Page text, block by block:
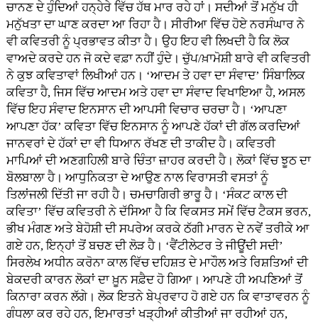
ਚਾਨਣ ਦੇ ਹੁੰਦਿਆਂ ਹਨ੍ਹੇਰੇ ਵਿੱਚ ਹੱਥ ਮਾਰ ਰਹੇ ਹਾਂ। ਸਦੀਆਂ ਤੋਂ ਮਨੁੱਖ ਹੀ
ਮਨੁੱਖਤਾ ਦਾ ਘਾਣ ਕਰਦਾ ਆ ਰਿਹਾ ਹੈ। ਸੀਰੀਆ ਵਿੱਚ ਹੋਏ ਨਰਸੰਘਾਰ ਨੇ
ਵੀ ਕਵਿਤਰੀ ਨੂੰ ਪ੍ਰਭਾਵਤ ਕੀਤਾ ਹੈ। ਉਹ ਇਹ ਵੀ ਲਿਖਦੀ ਹੈ ਕਿ ਲੋਕ
ਵਾਅਦੇ ਕਰਦੇ ਹਨ ਜੋ ਕਦੇ ਵਫ਼ਾ ਨਹੀਂ ਹੁੰਦੇ। ਚੁੱਪ/ਖ਼ਾਮੋਸ਼ੀ ਬਾਰੇ ਵੀ ਕਵਿਤਰੀ
ਨੇ ਕੁਝ ਕਵਿਤਾਵਾਂ ਲਿਖੀਆਂ ਹਨ। ‘ਆਦਮ ਤੇ ਹਵਾ ਦਾ ਸੰਵਾਦ’ ਸਿੰਬਾਲਿਕ
ਕਵਿਤਾ ਹੈ, ਜਿਸ ਵਿੱਚ ਆਦਮ ਅਤੇ ਹਵਾ ਦਾ ਸੰਵਾਦ ਵਿਖਾਇਆ ਹੈ, ਅਸਲ
ਵਿੱਚ ਇਹ ਸੰਵਾਦ ਇਨਸਾਨ ਦੀ ਆਪਸੀ ਵਿਚਾਰ ਚਰਚਾ ਹੈ। ‘ਆਪਣਾ
ਆਪਣਾ ਹੱਕ’ ਕਵਿਤਾ ਵਿੱਚ ਇਨਸਾਨ ਨੂੰ ਆਪਣੇ ਹੱਕਾਂ ਦੀ ਗੱਲ ਕਰਦਿਆਂ
ਜਾਨਵਰਾਂ ਦੇ ਹੱਕਾਂ ਦਾ ਵੀ ਧਿਆਨ ਰੱਖਣ ਦੀ ਤਾਕੀਦ ਹੈ। ਕਵਿਤਰੀ
ਮਾਪਿਆਂ ਦੀ ਅਣਗਹਿਲੀ ਬਾਰੇ ਚਿੰਤਾ ਜ਼ਾਹਰ ਕਰਦੀ ਹੈ। ਲੋਕਾਂ ਵਿੱਚ ਝੂਠ ਦਾ
ਬੋਲਬਾਲਾ ਹੈ। ਆਧੁਨਿਕਤਾ ਦੇ ਆਉਣ ਨਾਲ ਵਿਰਾਸਤੀ ਵਸਤਾਂ ਨੂੰ
ਤਿਲਾਂਜਲੀ ਦਿੱਤੀ ਜਾ ਰਹੀ ਹੈ। ਚਮਚਾਗਿਰੀ ਭਾਰੂ ਹੈ। ‘ਸੰਕਟ ਕਾਲ ਦੀ
ਕਵਿਤਾ’ ਵਿੱਚ ਕਵਿਤਰੀ ਨੇ ਦੱਸਿਆ ਹੈ ਕਿ ਵਿਕਸਤ ਸਮੇਂ ਵਿੱਚ ਟੈਕਸ ਭਰਨ,
ਭੀਖ ਮੰਗਣ ਅਤੇ ਬੇਹੋਸ਼ੀ ਦੀ ਸਪਰੇਅ ਕਰਕੇ ਠੱਗੀ ਮਾਰਨ ਦੇ ਨਵੇਂ ਤਰੀਕੇ ਆ
ਗਏ ਹਨ, ਇਨ੍ਹਾਂ ਤੋਂ ਬਚਣ ਦੀ ਲੋੜ ਹੈ। ‘ਵੈਂਟੀਲੇਟਰ ਤੇ ਜੀਊਂਦੀ ਸਦੀ’
ਸਿਰਲੇਖ ਅਧੀਨ ਕਰੋਨਾ ਕਾਲ ਵਿੱਚ ਦਹਿਸ਼ਤ ਦੇ ਮਾਹੌਲ ਅਤੇ ਰਿਸ਼ਤਿਆਂ ਦੀ
ਬੇਕਦਰੀ ਕਾਰਨ ਲੋਕਾਂ ਦਾ ਖ਼ੂਨ ਸਫ਼ੈਦ ਹੋ ਗਿਆ। ਆਪਣੇ ਹੀ ਅਪਣਿਆਂ ਤੋਂ
ਕਿਨਾਰਾ ਕਰਨ ਲੱਗੇ। ਲੋਕ ਇਤਨੇ ਬੇਪ੍ਰਵਾਹ ਹੋ ਗਏ ਹਨ ਕਿ ਵਾਤਾਵਰਨ ਨੂੰ
ਗੰਧਲਾ ਕਰ ਰਹੇ ਹਨ, ਇਮਾਰਤਾਂ ਖੜ੍ਹੀਆਂ ਕੀਤੀਆਂ ਜਾ ਰਹੀਆਂ ਹਨ,